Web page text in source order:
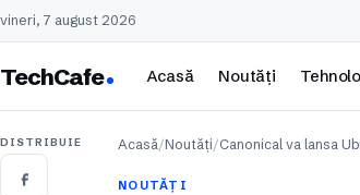
vineri, 7 august 2026
TechCafe Acasă Noutăți
DISTRIBUIE Acasă/Noutăți/Canonical va lansa
NOUTĂȚI